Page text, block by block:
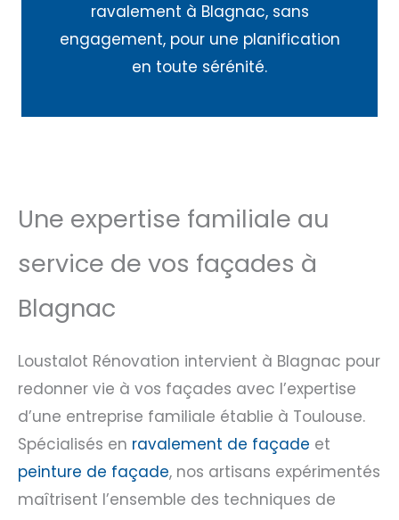
ravalement à Blagnac, sans
engagement, pour une planification
en toute sérénité.
Une expertise familiale au
service de vos façades à
Blagnac
Loustalot Rénovation intervient à Blagnac pour
redonner vie à vos façades avec l’expertise
d’une entreprise familiale établie à Toulouse.
Spécialisés en ravalement de façade et
peinture de façade, nos artisans expérimentés
maîtrisent l’ensemble des techniques de